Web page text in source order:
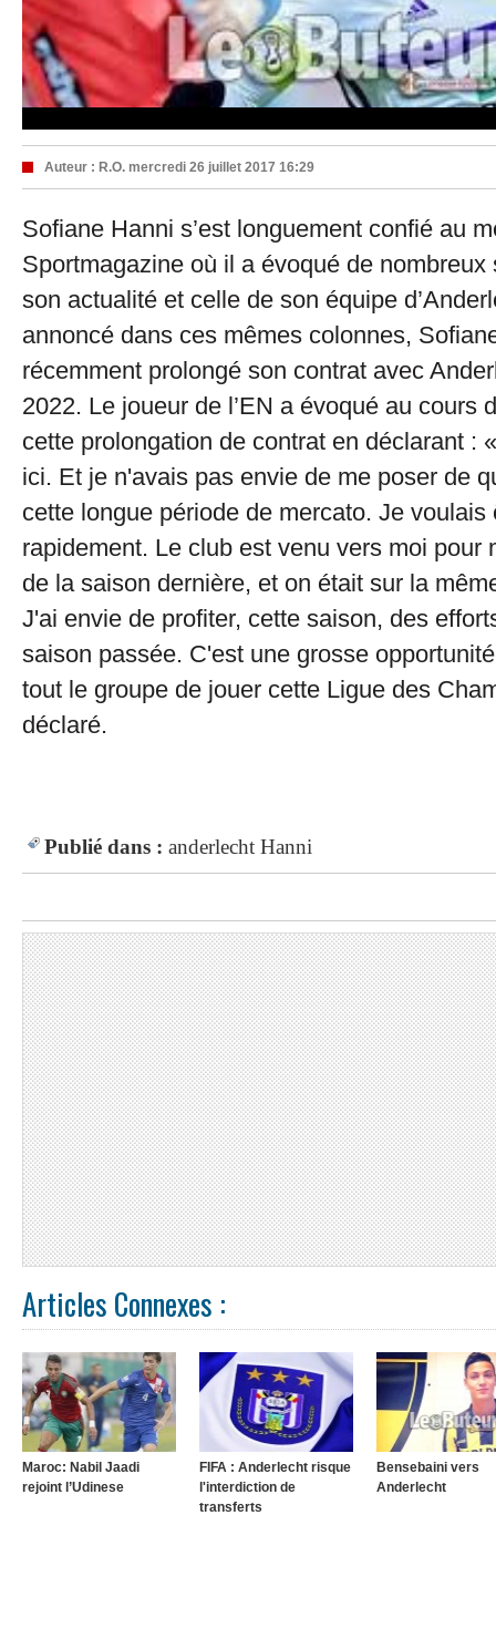
Auteur : R.O. mercredi 26 juillet 2017 16:29
Sofiane Hanni s’est longuement confié au
Sportmagazine où il a évoqué de nombreux
son actualité et celle de son équipe
annoncé dans ces mêmes colonnes,
récemment prolongé son contrat avec
2022. Le joueur de l’EN a évoqué au cours
cette prolongation de contrat en déclarant :
ici. Et je n'avais pas envie de me poser de
cette longue période de mercato. Je voulais
rapidement. Le club est venu vers moi pour
de la saison dernière, et on était sur la
J'ai envie de profiter, cette saison, des
saison passée. C'est une grosse
tout le groupe de jouer cette Ligue des
déclaré.
Publié dans : anderlecht Hanni
Articles Connexes :
Maroc: Nabil Jaadi
rejoint l’Udinese
FIFA : Anderlecht risque
l'interdiction de
transferts
Bensebaini vers
Anderlecht